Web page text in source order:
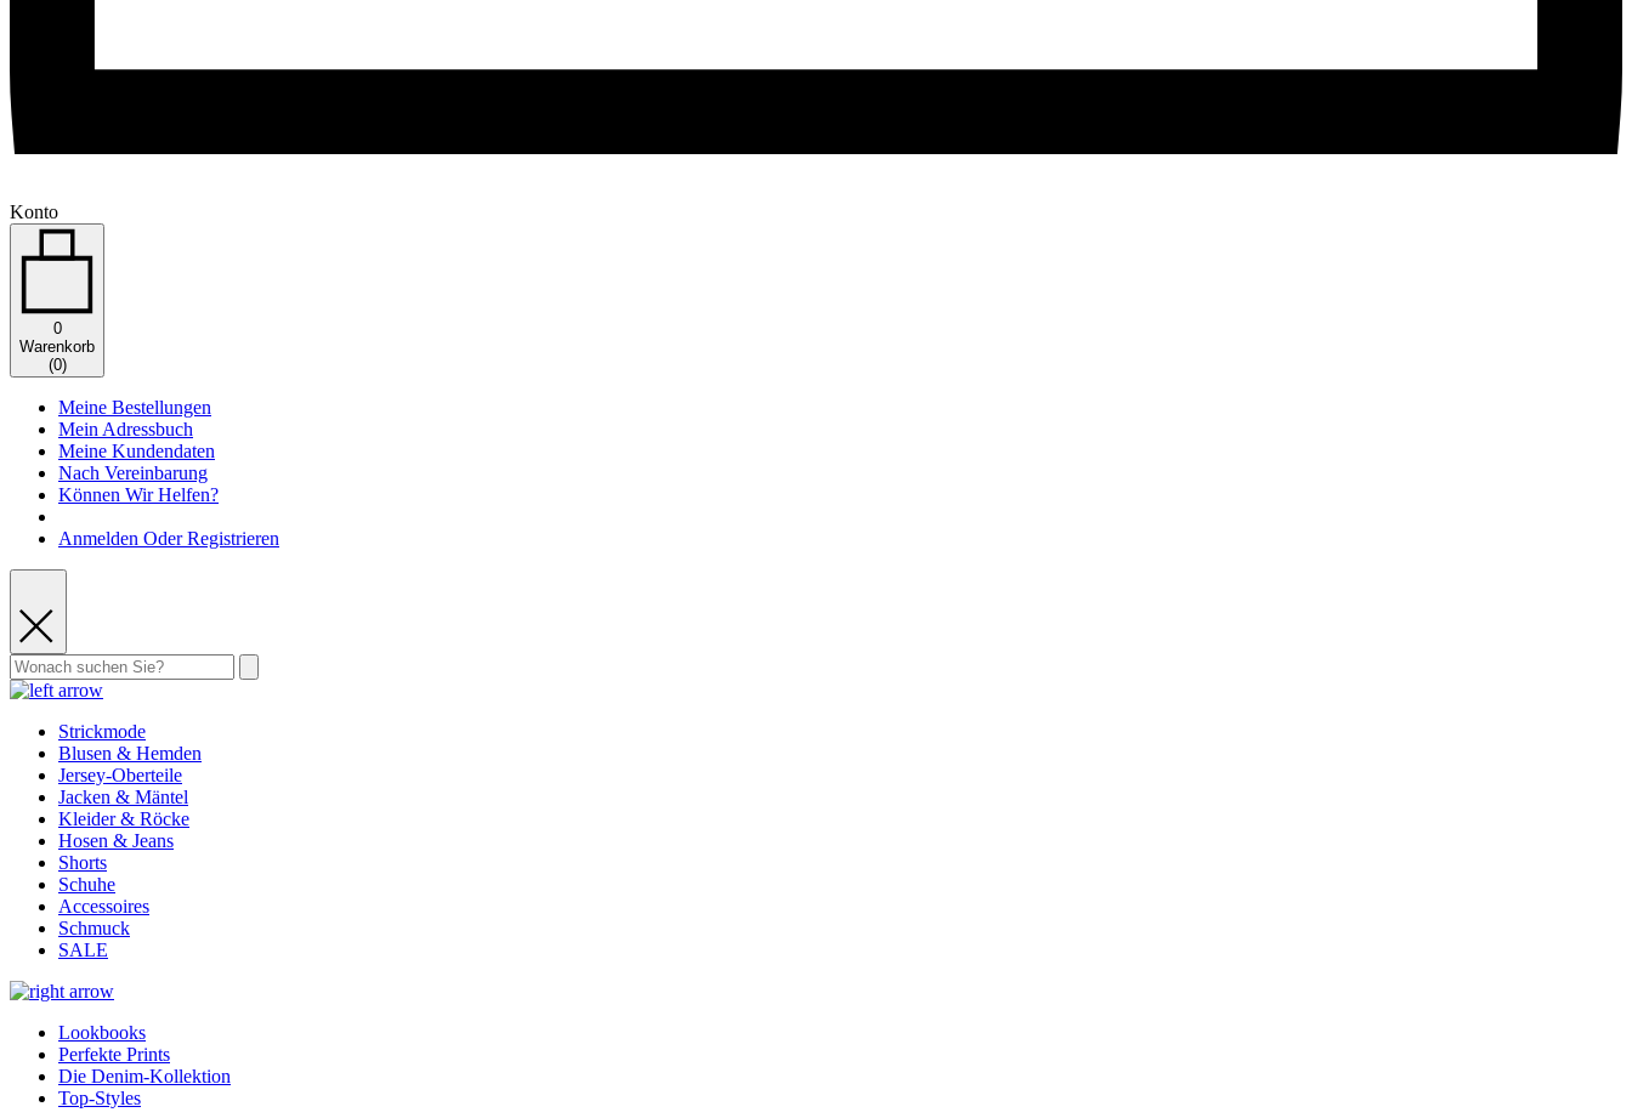
Konto
0
Warenkorb
(0)
Meine Bestellungen
Mein Adressbuch
Meine Kundendaten
Nach Vereinbarung
Können Wir Helfen?
Anmelden Oder Registrieren
Strickmode
Blusen & Hemden
Jersey-Oberteile
Jacken & Mäntel
Kleider & Röcke
Hosen & Jeans
Shorts
Schuhe
Accessoires
Schmuck
SALE
Lookbooks
Perfekte Prints
Die Denim-Kollektion
Top-Styles